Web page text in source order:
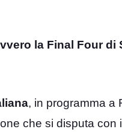
la Final Four di
, in programma a
che si disputa con